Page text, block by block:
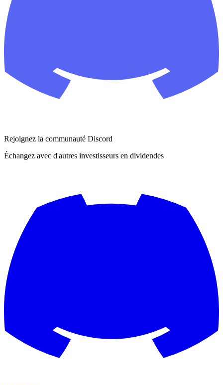
Rejoignez la communauté Discord
Échangez avec d'autres investisseurs en dividendes